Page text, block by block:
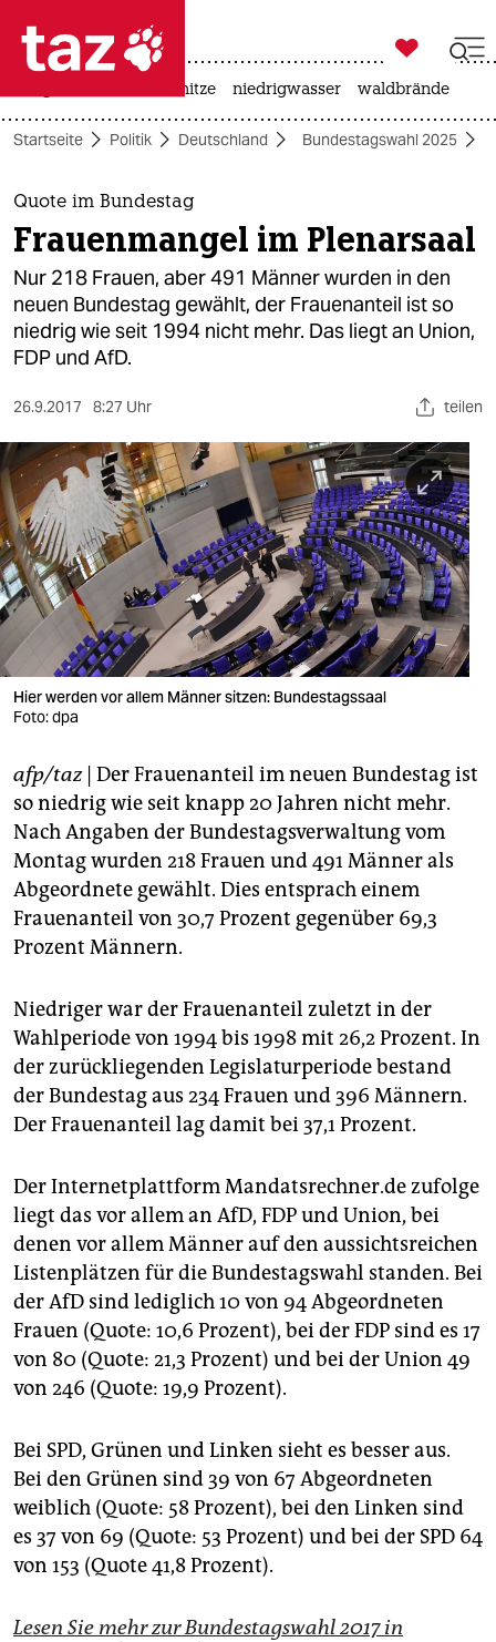
 taz zahl ich
taz zahl ich
themen
politik
öko
gesellschaft
kultur
sport
berlin
nord
wahrheit
verlag
verlag
shop
fragen & hilfe
unterstützen
abo
genossenschaft
epaper login

taz zahl ich
hitze niedrigwasser waldbrände
Startseite Politik Deutschland Bundestagswahl 2025
Quote im Bundestag
Frauenmangel im Plenarsaal
Nur 218 Frauen, aber 491 Männer wurden in den
neuen Bundestag gewählt, der Frauenanteil ist so
niedrig wie seit 1994 nicht mehr. Das liegt an Union,
FDP und AfD.
26.9.2017 8:27 Uhr teilen
Hier werden vor allem Männer sitzen: Bundestagssaal
Foto: dpa
afp/taz| Der Frauenanteil im neuen Bundestag ist
so niedrig wie seit knapp 20 Jahren nicht mehr.
Nach Angaben der Bundestagsverwaltung vom
Montag wurden 218 Frauen und 491 Männer als
Abgeordnete gewählt. Dies entsprach einem
Frauenanteil von 30,7 Prozent gegenüber 69,3
Prozent Männern.
Niedriger war der Frauenanteil zuletzt in der
Wahlperiode von 1994 bis 1998 mit 26,2 Prozent. In
der zurückliegenden Legislaturperiode bestand
der Bundestag aus 234 Frauen und 396 Männern.
Der Frauenanteil lag damit bei 37,1 Prozent.
Der Internetplattform Mandatsrechner.de zufolge
liegt das vor allem an AfD, FDP und Union, bei
denen vor allem Männer auf den aussichtsreichen
Listenplätzen für die Bundestagswahl standen. Bei
der AfD sind lediglich 10 von 94 Abgeordneten
Frauen (Quote: 10,6 Prozent), bei der FDP sind es 17
von 80 (Quote: 21,3 Prozent) und bei der Union 49
von 246 (Quote: 19,9 Prozent).
Bei SPD, Grünen und Linken sieht es besser aus.
Bei den Grünen sind 39 von 67 Abgeordneten
weiblich (Quote: 58 Prozent), bei den Linken sind
es 37 von 69 (Quote: 53 Prozent) und bei der SPD 64
von 153 (Quote 41,8 Prozent).
Lesen Sie mehr zur Bundestagswahl 2017 in